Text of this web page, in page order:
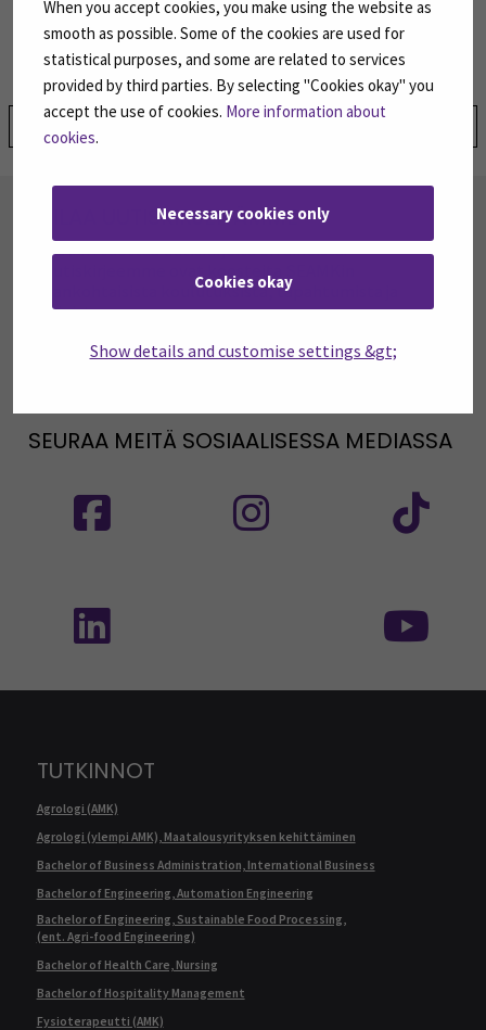
When you accept cookies, you make using the website as
smooth as possible. Some of the cookies are used for
statistical purposes, and some are related to services
provided by third parties. By selecting "Cookies okay" you
accept the use of cookies. More information about
cookies.
Necessary cookies only
Cookies okay
Show details and customise settings &gt;
+358408302430
Jaa:
TILAA UUTISKIRJEITÄMME
SEAMK tuottaa uutiskirjeitä eri aiheista.
Uutiskirjeemme ovat koosteita SEAMKin
ajankohtaisista koulutuksista, tapahtumista ja
asioista.
TILAA UUTISKIRJEITÄMME (AVAUTUU
SEURAA MEITÄ SOSIAALISESSA MEDIASSA
TUTKINNOT
Agrologi (AMK)
Agrologi (ylempi AMK), Maatalousyrityksen kehittäminen
Bachelor of Business Administration, International Business
Bachelor of Engineering, Automation Engineering
Bachelor of Engineering, Sustainable Food Processing,
(ent. Agri-food Engineering)
Bachelor of Health Care, Nursing
Bachelor of Hospitality Management
Fysioterapeutti (AMK)